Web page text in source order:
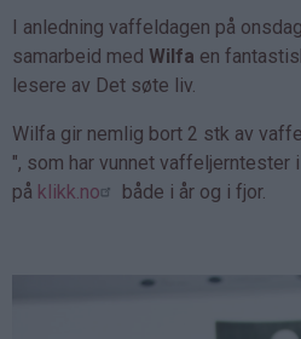
I anledning vaffeldagen på
samarbeid med Wilfa en
lesere av Det søte liv.
Wilfa gir nemlig bort 2 stk av
", som har vunnet vaffeljerntester
på klikk.no både i år og i fjor.